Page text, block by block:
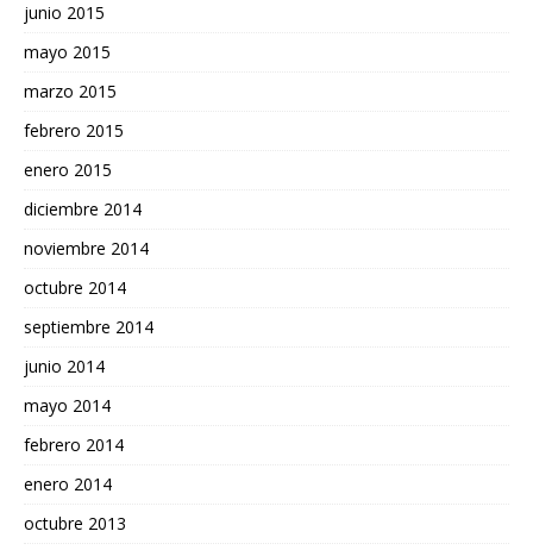
junio 2015
mayo 2015
marzo 2015
febrero 2015
enero 2015
diciembre 2014
noviembre 2014
octubre 2014
septiembre 2014
junio 2014
mayo 2014
febrero 2014
enero 2014
octubre 2013